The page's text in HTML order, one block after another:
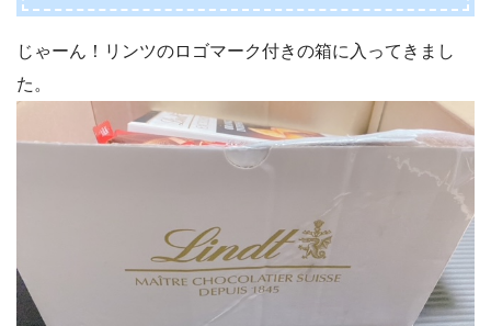
じゃーん！リンツのロゴマーク付きの箱に入ってきまし
た。